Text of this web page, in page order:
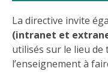
La directive invite
(intranet et
utilisés sur le lieu
l’enseignement à